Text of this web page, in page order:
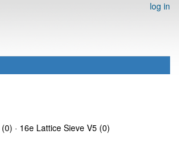
log in
(0) · 16e Lattice Sieve V5 (0)